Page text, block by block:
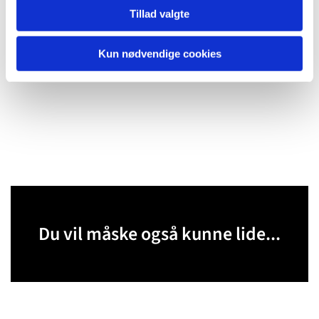
Tillad valgte
Kun nødvendige cookies
Du vil måske også kunne lide...